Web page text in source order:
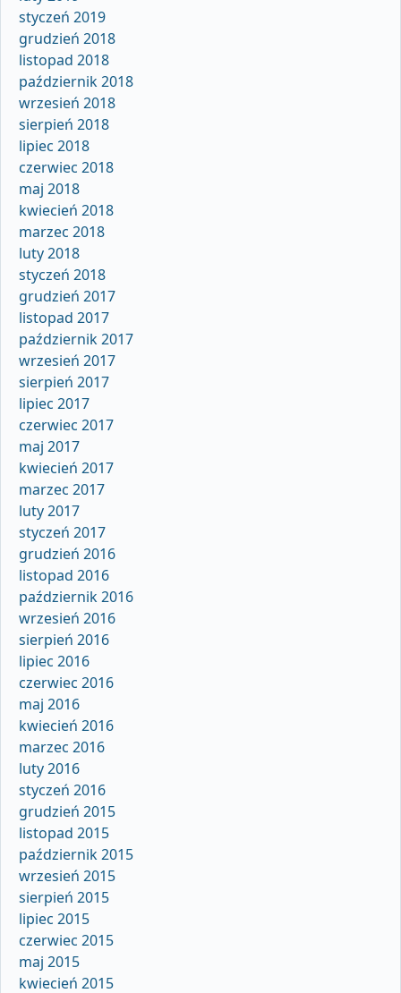
styczeń 2019
grudzień 2018
listopad 2018
październik 2018
wrzesień 2018
sierpień 2018
lipiec 2018
czerwiec 2018
maj 2018
kwiecień 2018
marzec 2018
luty 2018
styczeń 2018
grudzień 2017
listopad 2017
październik 2017
wrzesień 2017
sierpień 2017
lipiec 2017
czerwiec 2017
maj 2017
kwiecień 2017
marzec 2017
luty 2017
styczeń 2017
grudzień 2016
listopad 2016
październik 2016
wrzesień 2016
sierpień 2016
lipiec 2016
czerwiec 2016
maj 2016
kwiecień 2016
marzec 2016
luty 2016
styczeń 2016
grudzień 2015
listopad 2015
październik 2015
wrzesień 2015
sierpień 2015
lipiec 2015
czerwiec 2015
maj 2015
kwiecień 2015